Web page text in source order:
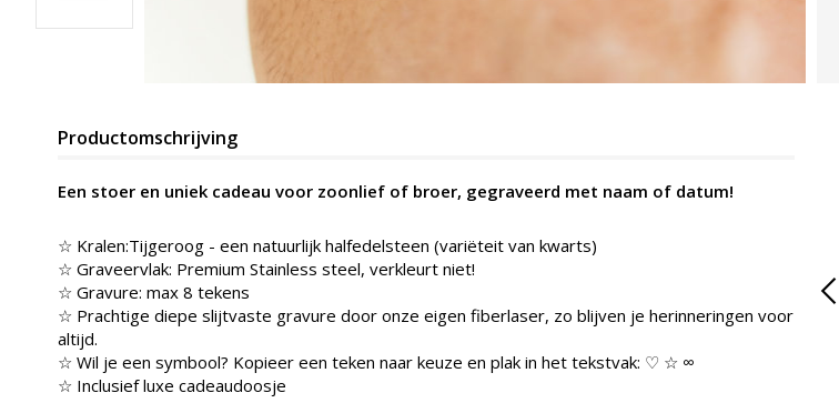
Productomschrijving
Een stoer en uniek cadeau voor zoonlief of broer, gegraveerd met naam of datum!
☆ Kralen:Tijgeroog - een natuurlijk halfedelsteen (variëteit van kwarts)
☆ Graveervlak: Premium Stainless steel, verkleurt niet!
☆ Gravure: max 8 tekens
☆ Prachtige diepe slijtvaste gravure door onze eigen fiberlaser, zo blijven je herinneringen voor
altijd.
☆ Wil je een symbool? Kopieer een teken naar keuze en plak in het tekstvak: ♡ ☆ ∞
☆ Inclusief luxe cadeaudoosje